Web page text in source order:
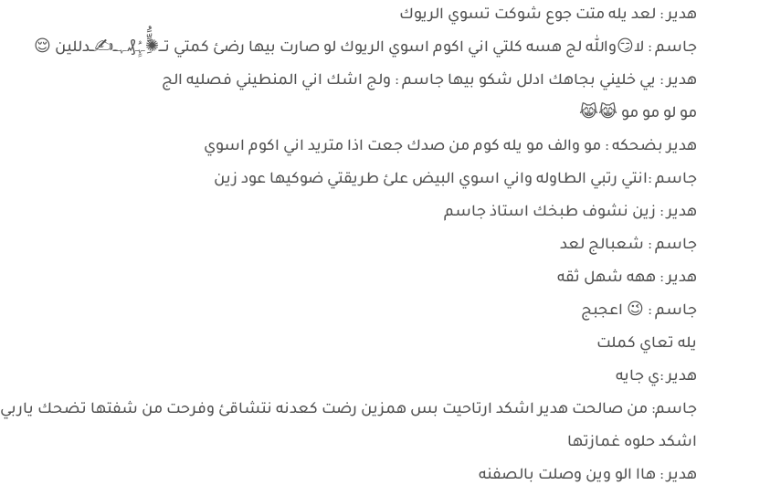
هدير : لعد يله متت جوع شوكت تسوي الريوك
جاسم : لا😏والله لج هسه كلتي اني اكوم اسوي الريوك لو صارت بيها رضئ كمتي تـــ✺ٍَُِّﮩٍَُ₰ﮩــ✍ــدللين 😌
هدير : يي خليني بجاهك ادلل شكو بيها جاسم : ولج اشك اني المنطيني فصليه الج
مو لو مو مو 😹😹
هدير بضحكه : مو والف مو يله كوم من صدك جعت اذا متريد اني اكوم اسوي
جاسم :انتي رتبي الطاوله واني اسوي البيض علئ طريقتي ضوكيها عود زين
هدير : زين نشوف طبخك استاذ جاسم
جاسم : شعبالج لعد
هدير : ههه شهل ثقه
جاسم : 😉 اعجبج
يله تعاي كملت
هدير :ي جايه
جاسم: من صالحت هدير اشكد ارتاحيت بس همزين رضت كعدنه نتشاقئ وفرحت من شفتها تضحك ياربي
اشكد حلوه غمازتها
هدير : هاا الو وين وصلت بالصفنه